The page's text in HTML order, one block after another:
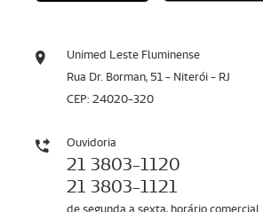
Unimed Leste Fluminense
Rua Dr. Borman, 51 - Niterói - RJ
CEP: 24020-320
Ouvidoria
21 3803-1120
21 3803-1121